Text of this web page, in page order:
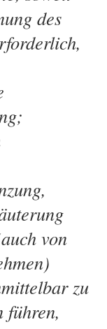
des
von
zu
führen,